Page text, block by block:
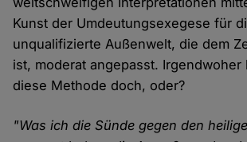
Kunst der Umdeutungsexegese für
unqualifizierte Außenwelt, die dem
ist, moderat angepasst. Irgendwoher
diese Methode doch, oder?
"Was ich die Sünde gegen den